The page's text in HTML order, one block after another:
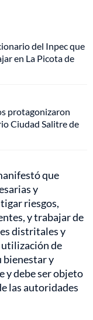
del Inpec que
en La Picota de
protagonizaron
Ciudad Salitre de
que
y
riesgos,
y trabajar de
distritales y
utilización de
bienestar y
y debe ser objeto
las autoridades